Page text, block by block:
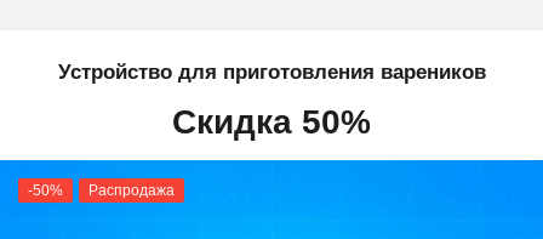
Устройство для приготовления вареников
Скидка 50%
-50% Распродажа